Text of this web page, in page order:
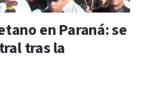
en Paraná: se
tras la